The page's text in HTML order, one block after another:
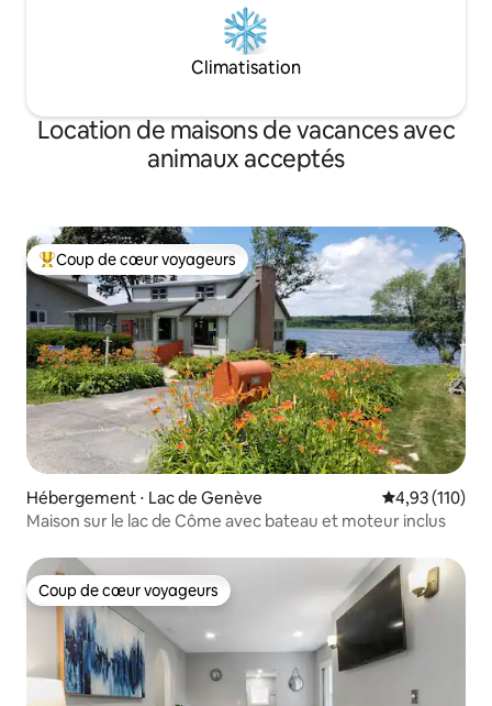
Climatisation
Location de maisons de vacances avec
animaux acceptés
Coups de cœur voyageurs les plus appréciés
Coup de cœur voyageurs
Hébergement ⋅ Lac de Genève Évaluation
4,93 (110)
Maison sur le lac de Côme avec bateau et moteur inclus
Coup de cœur voyageurs
Coup de cœur voyageurs